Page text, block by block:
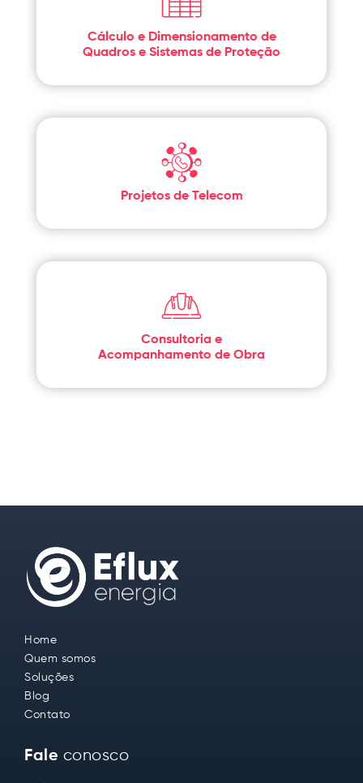
Cálculo e Dimensionamento de
Quadros e Sistemas de Proteção
Projetos de Telecom
Consultoria e
Acompanhamento de Obra
Home
Quem somos
Soluções
Blog
Contato
Fale conosco